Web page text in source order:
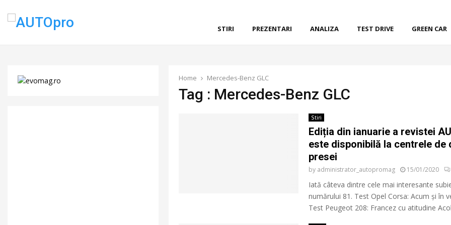
STIRI PREZENTARI ANALIZA TEST DRIVE GREEN CAR
Home Mercedes-Benz GLC
Tag : Mercedes-Benz GLC
Stiri
Ediția din ianuarie a revistei
este disponibilă la centrele de
presei
by administrator_autopromag 15/01/2020
Iată câteva dintre cele mai interesante
numărului 81. Test Opel Corsa: Acum și în
Test Peugeot 208: Francez cu atitudine